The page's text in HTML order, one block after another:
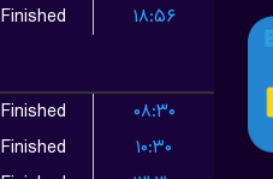
Finished
۱۸:۵۶
Finished
۰۸:۳۰
Finished
۱۰:۳۰